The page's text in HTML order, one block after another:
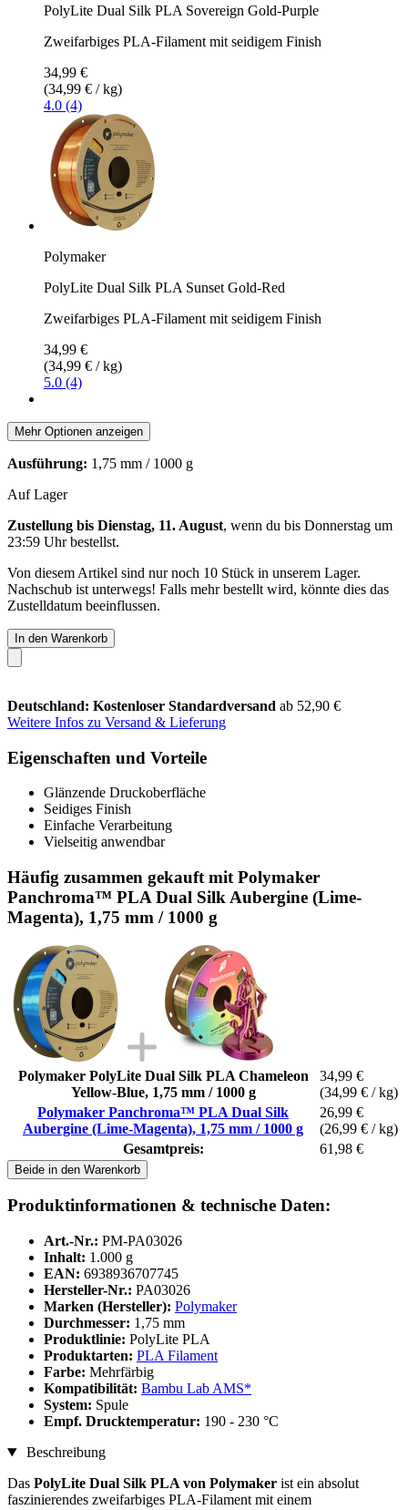
PolyLite Dual Silk PLA Sovereign Gold-Purple
Zweifarbiges PLA-Filament mit seidigem Finish
34,99 €
(34,99 € / kg)
4.0 (4)
Polymaker
PolyLite Dual Silk PLA Sunset Gold-Red
Zweifarbiges PLA-Filament mit seidigem Finish
34,99 €
(34,99 € / kg)
5.0 (4)
Mehr Optionen anzeigen
Ausführung: 1,75 mm / 1000 g
Auf Lager
Zustellung bis Dienstag, 11. August, wenn du bis Donnerstag um
23:59 Uhrbestellst.
Von diesem Artikel sind nur noch 10 Stück in unserem Lager.
Nachschub ist unterwegs! Falls mehr bestellt wird, könnte dies das
Zustelldatum beeinflussen.
In den Warenkorb
Deutschland: Kostenloser Standardversand ab 52,90 €
Weitere Infos zu Versand & Lieferung
Eigenschaften und Vorteile
Glänzende Druckoberfläche
Seidiges Finish
Einfache Verarbeitung
Vielseitig anwendbar
Häufig zusammen gekauft mit Polymaker
Panchroma™ PLA Dual Silk Aubergine (Lime-
Magenta), 1,75 mm / 1000 g
Polymaker PolyLite Dual Silk PLA Chameleon
Yellow-Blue, 1,75 mm / 1000 g
34,99 €
(34,99 € / kg)
Polymaker Panchroma™ PLA Dual Silk
Aubergine (Lime-Magenta), 1,75 mm / 1000 g
26,99 €
(26,99 € / kg)
Gesamtpreis:
61,98 €
Beide in den Warenkorb
Produktinformationen & technische Daten:
Art.-Nr.: PM-PA03026
Inhalt: 1.000 g
EAN: 6938936707745
Hersteller-Nr.: PA03026
Marken (Hersteller): Polymaker
Durchmesser: 1,75 mm
Produktlinie: PolyLite PLA
Produktarten: PLA Filament
Farbe: Mehrfärbig
Kompatibilität: Bambu Lab AMS*
System: Spule
Empf. Drucktemperatur: 190 - 230 °C
Beschreibung
Das PolyLite Dual Silk PLA von Polymaker ist ein absolut
faszinierendes zweifarbiges PLA-Filament mit einem